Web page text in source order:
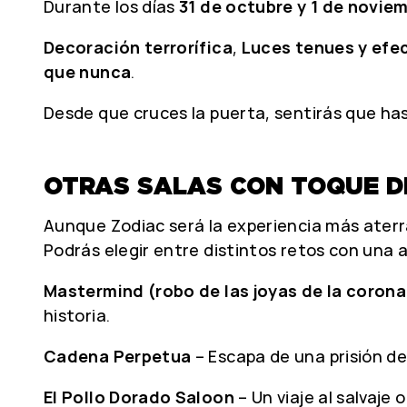
Durante los días31 de octubre y 1 de
Decoración terrorífica, Luces tenues y
que nunca.
Desde que cruces la puerta, sentirás que
OTRAS SALAS CON TOQUE
Aunque Zodiac será la experiencia más
Podrás elegir entre distintos retos con una
Mastermind (robo de las joyas de la
historia.
Cadena Perpetua – Escapa de una prisión
El Pollo Dorado Saloon – Un viaje al salvaje